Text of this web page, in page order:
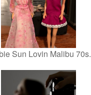
Sun Lovin Malibu 70s.